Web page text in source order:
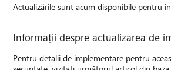
Actualizările sunt acum disponibile pentru
Informații despre actualizarea de
Pentru detalii de implementare pentru